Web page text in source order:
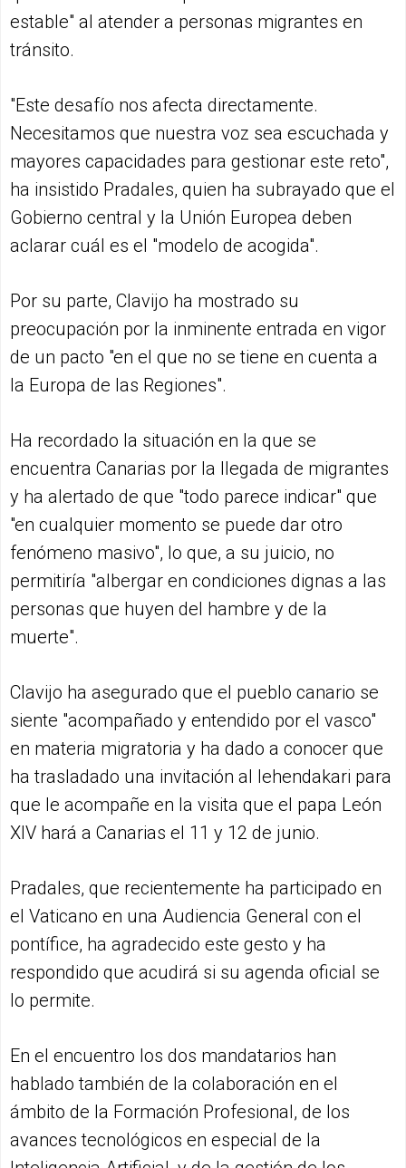
estable" al atender a personas migrantes en
tránsito.
"Este desafío nos afecta directamente.
Necesitamos que nuestra voz sea escuchada y
mayores capacidades para gestionar este reto",
ha insistido Pradales, quien ha subrayado que el
Gobierno central y la Unión Europea deben
aclarar cuál es el "modelo de acogida".
Por su parte, Clavijo ha mostrado su
preocupación por la inminente entrada en vigor
de un pacto "en el que no se tiene en cuenta a
la Europa de las Regiones".
Ha recordado la situación en la que se
encuentra Canarias por la llegada de migrantes
y ha alertado de que "todo parece indicar" que
"en cualquier momento se puede dar otro
fenómeno masivo", lo que, a su juicio, no
permitiría "albergar en condiciones dignas a las
personas que huyen del hambre y de la
muerte".
Clavijo ha asegurado que el pueblo canario se
siente "acompañado y entendido por el vasco"
en materia migratoria y ha dado a conocer que
ha trasladado una invitación al lehendakari para
que le acompañe en la visita que el papa León
XIV hará a Canarias el 11 y 12 de junio.
Pradales, que recientemente ha participado en
el Vaticano en una Audiencia General con el
pontífice, ha agradecido este gesto y ha
respondido que acudirá si su agenda oficial se
lo permite.
En el encuentro los dos mandatarios han
hablado también de la colaboración en el
ámbito de la Formación Profesional, de los
avances tecnológicos en especial de la